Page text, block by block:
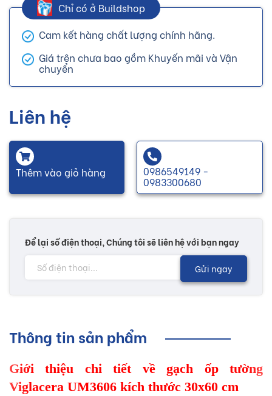
Chỉ có ở Buildshop
Cam kết hàng chất lượng chính hãng.
Giá trên chưa bao gồm Khuyến mãi và Vận
chuyển
Liên hệ
Thêm vào giỏ hàng 0986549149 -
0983300680
Để lại số điện thoại, Chúng tôi sẽ liên hệ với bạn ngay
Gửi ngay
Thông tin sản phẩm
Giới thiệu chi tiết về gạch ốp tường
Viglacera UM3606 kích thước 30x60 cm